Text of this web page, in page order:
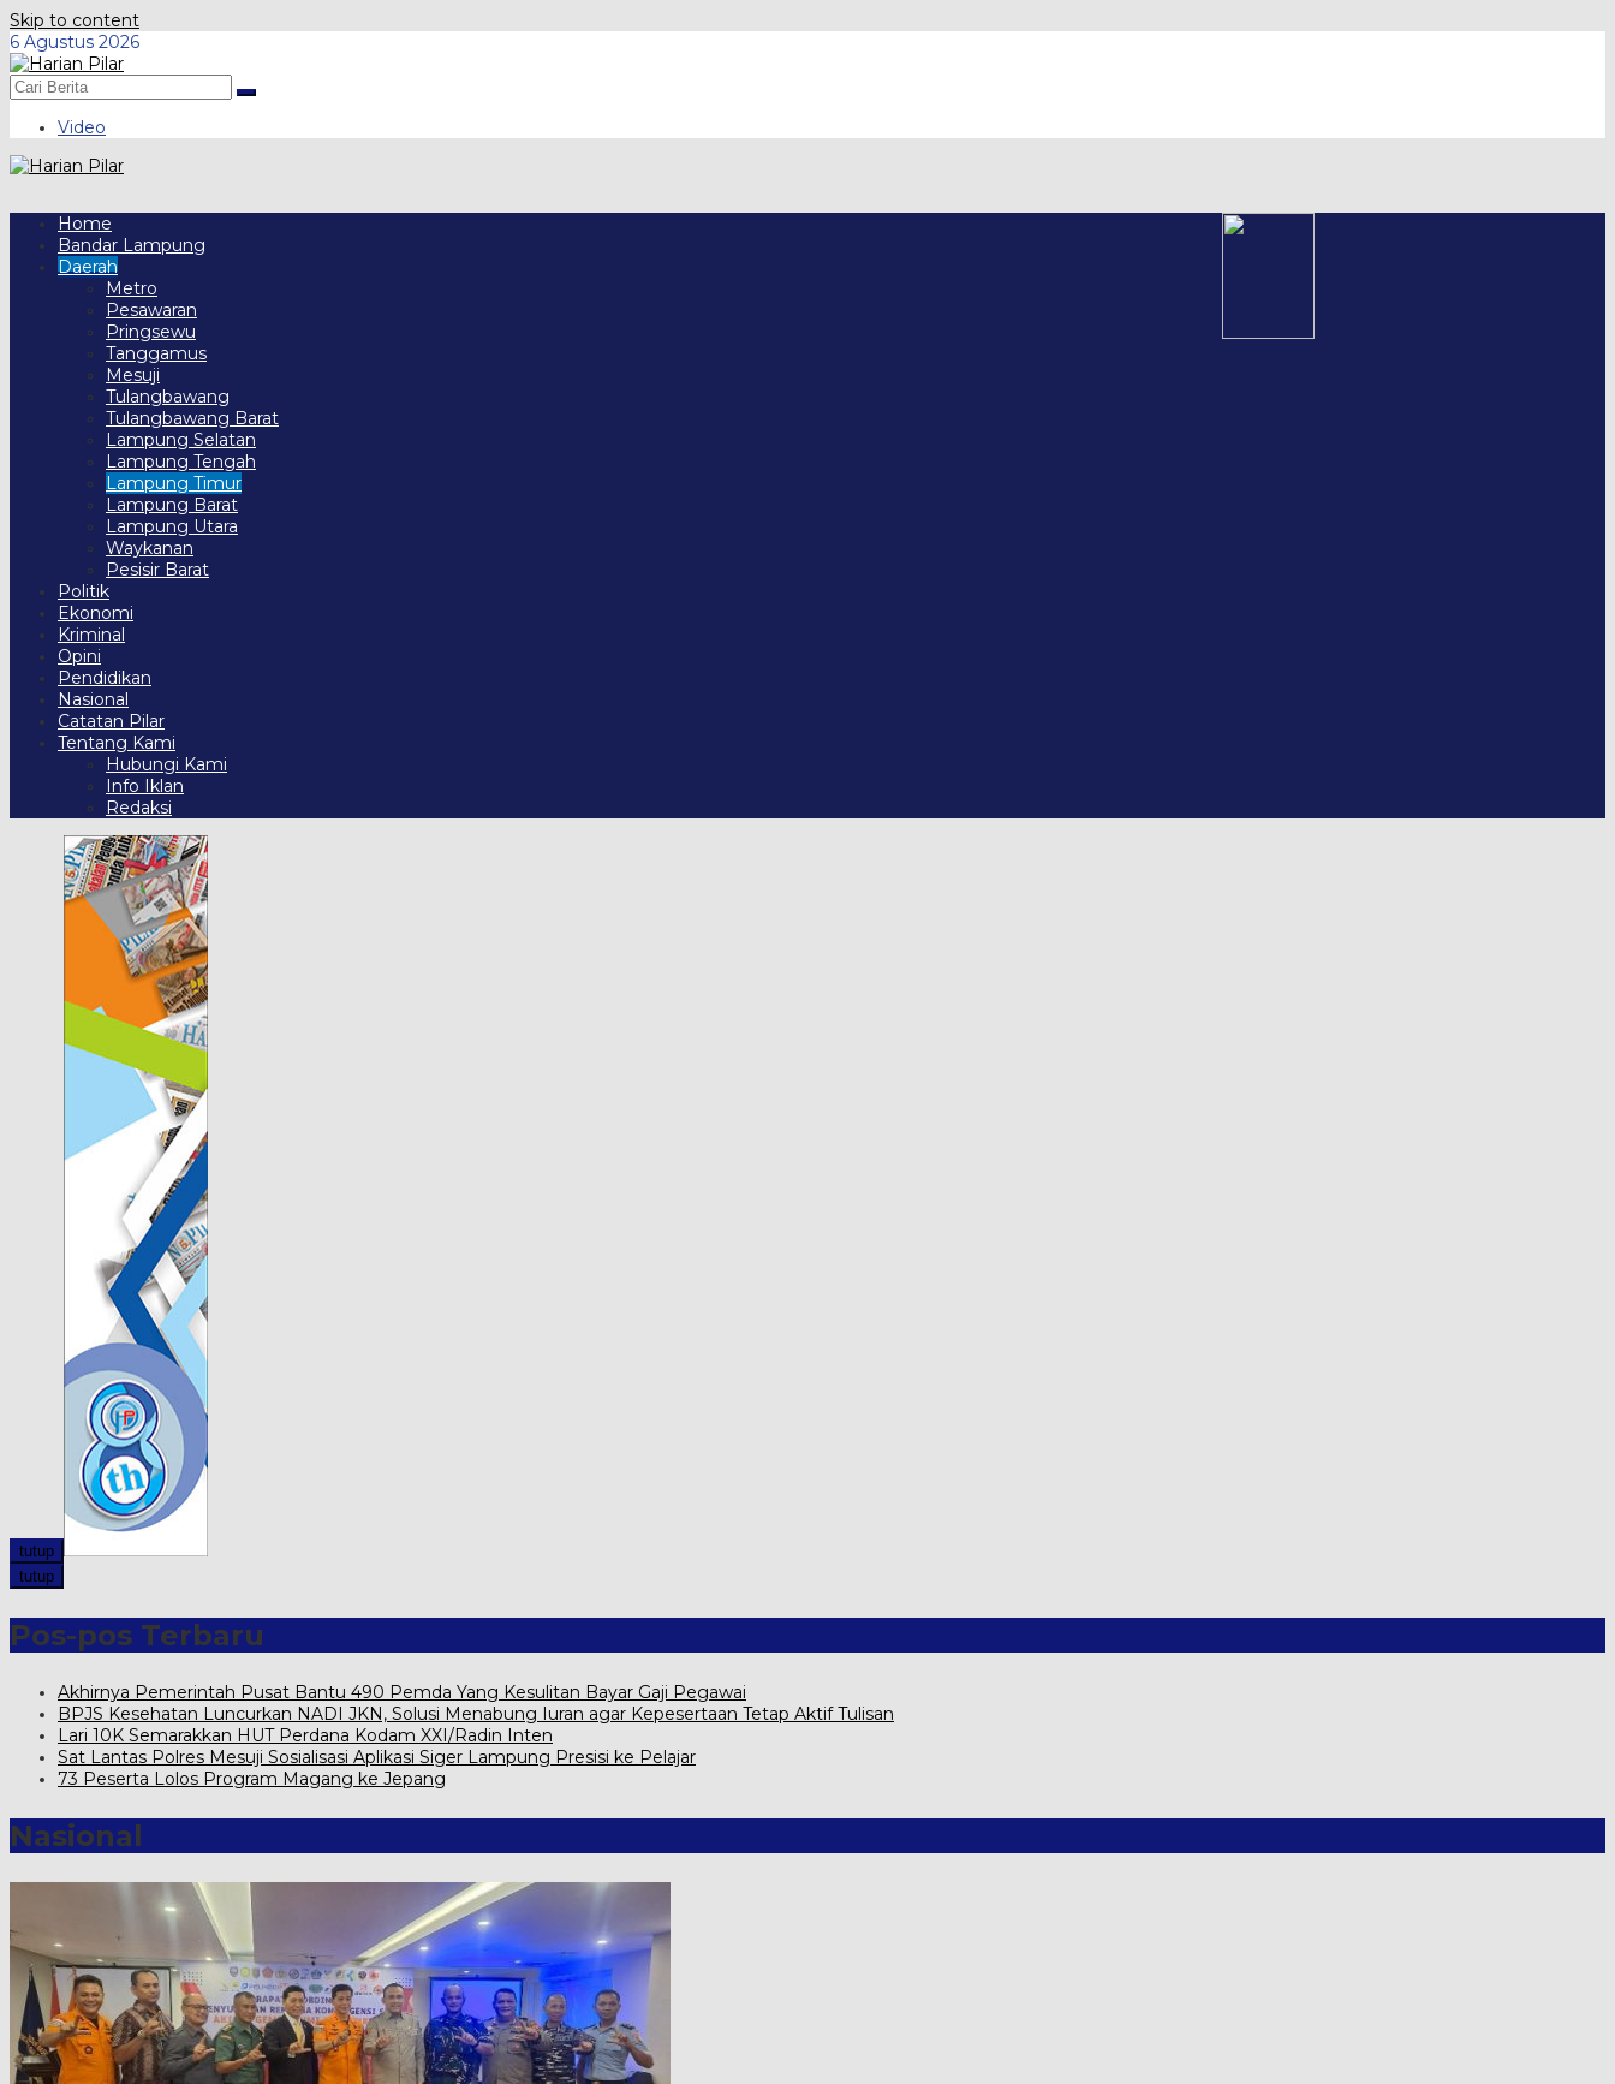
Skip to content
6 Agustus 2026
Video
Home
Bandar Lampung
Daerah
Metro
Pesawaran
Pringsewu
Tanggamus
Mesuji
Tulangbawang
Tulangbawang Barat
Lampung Selatan
Lampung Tengah
Lampung Timur
Lampung Barat
Lampung Utara
Waykanan
Pesisir Barat
Politik
Ekonomi
Kriminal
Opini
Pendidikan
Nasional
Catatan Pilar
Tentang Kami
Hubungi Kami
Info Iklan
Redaksi
tutup
tutup
Pos-pos Terbaru
Akhirnya Pemerintah Pusat Bantu 490 Pemda Yang Kesulitan Bayar Gaji Pegawai
BPJS Kesehatan Luncurkan NADI JKN, Solusi Menabung Iuran agar Kepesertaan Tetap Aktif Tulisan
Lari 10K Semarakkan HUT Perdana Kodam XXI/Radin Inten
Sat Lantas Polres Mesuji Sosialisasi Aplikasi Siger Lampung Presisi ke Pelajar
73 Peserta Lolos Program Magang ke Jepang
Nasional